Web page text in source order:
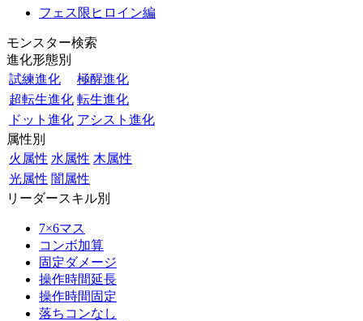
フェス限ヒロイン編
モンスター検索
進化形態別
試練進化
極醒進化
超転生進化 転生進化
ドット進化 アシスト進化
属性別
火属性 水属性 木属性
光属性 闇属性
リーダースキル別
7×6マス
コンボ加算
固定ダメージ
操作時間延長
操作時間固定
落ちコンなし